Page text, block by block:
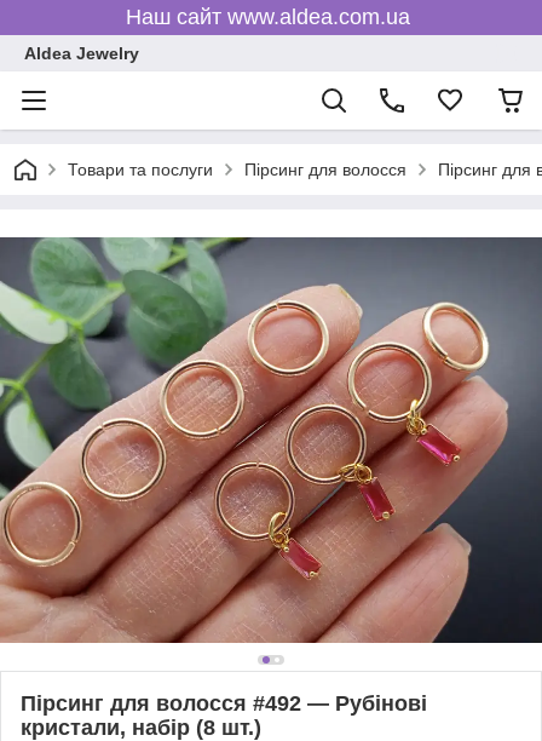
Наш сайт www.aldea.com.ua
Aldea Jewelry
Товари та послуги Пірсинг для волосся Пірсинг для
Пірсинг для волосся #492 — Рубінові
кристали, набір (8 шт.)